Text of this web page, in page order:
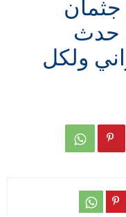
جثمان
حدث
ولكل